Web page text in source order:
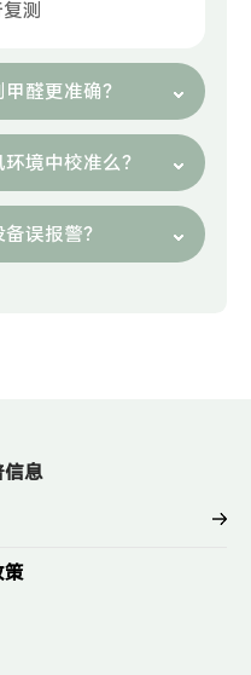
测
醛更准确？
境中校准么？
误报警？
信息
策